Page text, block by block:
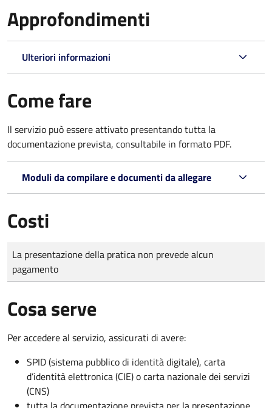
Approfondimenti
Ulteriori informazioni
Come fare
Il servizio può essere attivato presentando tutta la
documentazione prevista, consultabile in formato PDF.
Moduli da compilare e documenti da allegare
Costi
Tipo di pagamento
Importo
La presentazione della pratica non prevede alcun
pagamento
Cosa serve
Per accedere al servizio, assicurati di avere:
SPID (sistema pubblico di identità digitale), carta
d’identità elettronica (CIE) o carta nazionale dei servizi
(CNS)